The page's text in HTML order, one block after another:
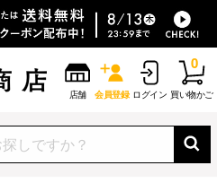
店舗 会員登録 ログイン 買い物かご
0